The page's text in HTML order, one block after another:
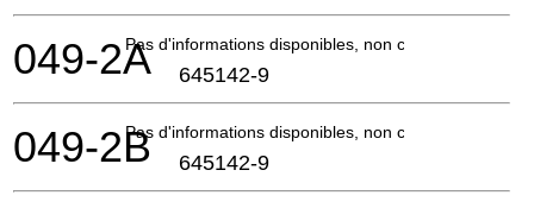
Pas d'informations disponibles, non commandable
049-2A 645142-9
Pas d'informations disponibles, non commandable
049-2B 645142-9